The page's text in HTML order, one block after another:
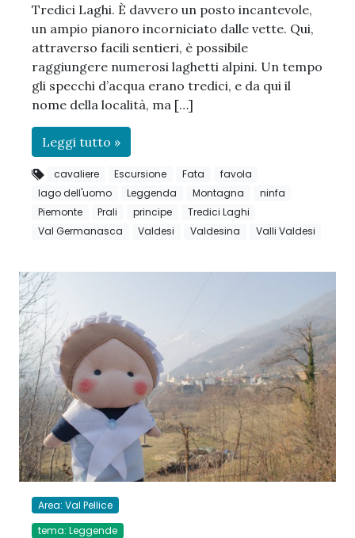
Tredici Laghi. È davvero un posto incantevole,
un ampio pianoro incorniciato dalle vette. Qui,
attraverso facili sentieri, è possibile
raggiungere numerosi laghetti alpini. Un tempo
gli specchi d’acqua erano tredici, e da qui il
nome della località, ma […]
Leggi tutto »
cavaliere Escursione Fata
favola
lago dell'uomo
Leggenda Montagna
ninfa
Piemonte
Prali principe
Tredici Laghi
Val Germanasca
Valdesi Valdesina Valli Valdesi
Area: Val Pellice
tema: Leggende